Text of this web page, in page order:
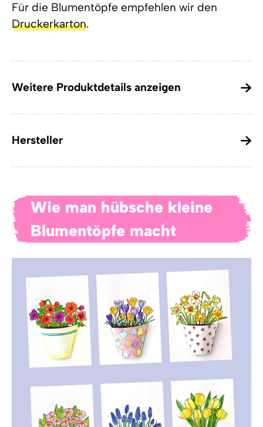
Für die Blumentöpfe empfehlen wir den
Druckerkarton.
Weitere Produktdetails anzeigen
Hersteller
Wie man hübsche kleine
Blumentöpfe macht